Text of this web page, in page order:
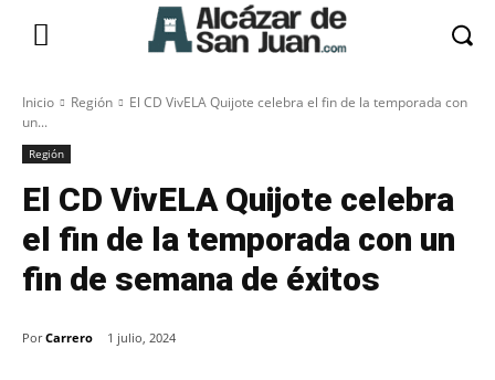
Inicio Región
El CD VivELA Quijote celebra el fin de la temporada con
un...
Región
El CD VivELA Quijote celebra
el fin de la temporada con un
fin de semana de éxitos
Por Carrero 1 julio, 2024